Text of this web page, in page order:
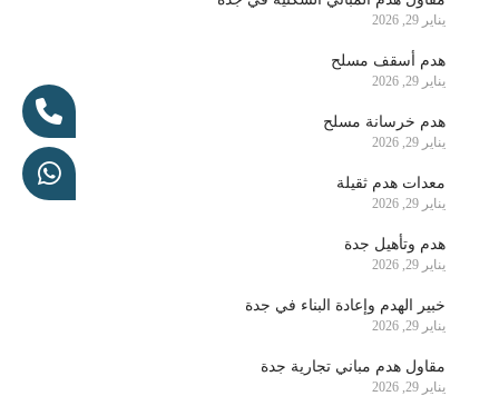
يناير 29, 2026
هدم أسقف مسلح
يناير 29, 2026
هدم خرسانة مسلح
يناير 29, 2026
معدات هدم ثقيلة
يناير 29, 2026
هدم وتأهيل جدة
يناير 29, 2026
خبير الهدم وإعادة البناء في جدة
يناير 29, 2026
مقاول هدم مباني تجارية جدة
يناير 29, 2026